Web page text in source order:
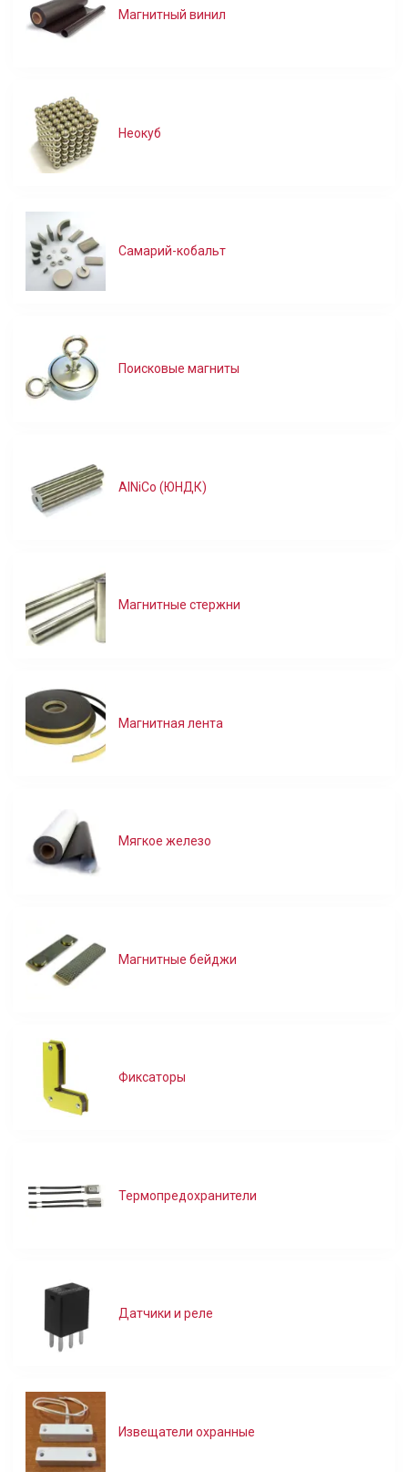
Магнитный винил
Неокуб
Самарий-кобальт
Поисковые магниты
AlNiCo (ЮНДК)
Магнитные стержни
Магнитная лента
Мягкое железо
Магнитные бейджи
Фиксаторы
Термопредохранители
Датчики и реле
Извещатели охранные